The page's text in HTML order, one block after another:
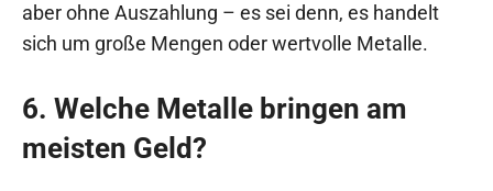
aber ohne Auszahlung – es sei denn, es handelt
sich um große Mengen oder wertvolle Metalle.
6. Welche Metalle bringen am
meisten Geld?